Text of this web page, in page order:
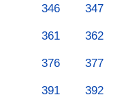
346 347
361 362
376 377
391 392